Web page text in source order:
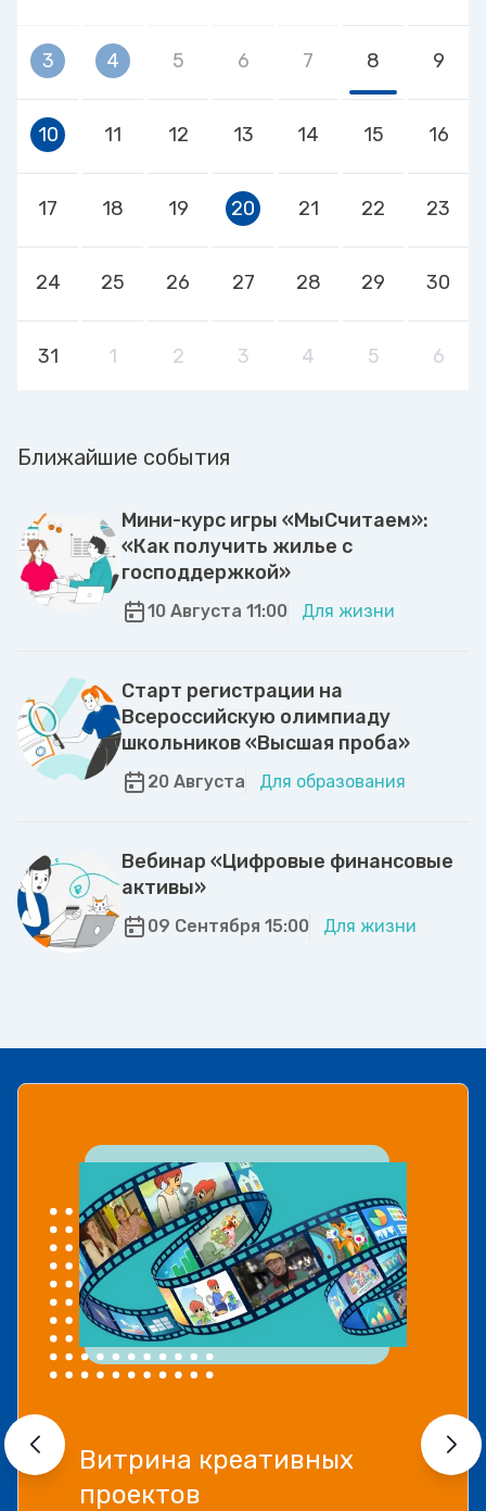
3 4 5 6 7 8 9
10 11 12 13 14 15 16
17 18 19 20 21 22 23
24 25 26 27 28 29 30
31 1 2 3 4 5 6
Ближайшие события
Мини-курс игры «МыСчитаем»:
«Как получить жилье с
господдержкой»
10 Августа 11:00 Для жизни
Старт регистрации на
Всероссийскую олимпиаду
школьников «Высшая проба»
20 Августа Для образования
Вебинар «Цифровые финансовые
активы»
09 Сентября 15:00 Для жизни
Витрина креативных
проектов